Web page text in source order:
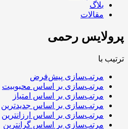
بلاگ
مقالات
پرولایس رحمی
ترتیب با
مرتب‌سازی پیش‌فرض
مرتب‌سازی بر اساس محبوبیت
مرتب‌سازی بر اساس امتیاز
مرتب‌سازی بر اساس جدیدترین
مرتب‌سازی بر اساس ارزانترین
مرتب‌سازی بر اساس گرانترین